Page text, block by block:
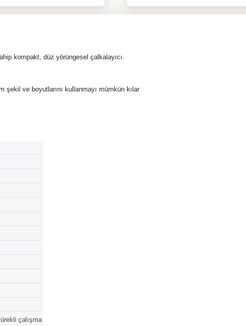
kompakt, düz yörüngesel çalkalayıcı.
şekil ve boyutlarını kullanmayı mümkün kılar
çalışma